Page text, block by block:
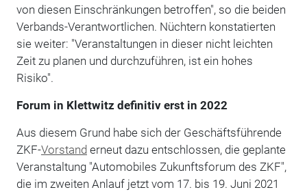
von diesen Einschränkungen betroffen", so die beiden
Verbands-Verantwortlichen. Nüchtern konstatierten
sie weiter: "Veranstaltungen in dieser nicht leichten
Zeit zu planen und durchzuführen, ist ein hohes
Risiko".
Forum in Klettwitz definitiv erst in 2022
Aus diesem Grund habe sich der Geschäftsführende
ZKF-Vorstand erneut dazu entschlossen, die geplante
Veranstaltung "Automobiles Zukunftsforum des ZKF",
die im zweiten Anlauf jetzt vom 17. bis 19. Juni 2021